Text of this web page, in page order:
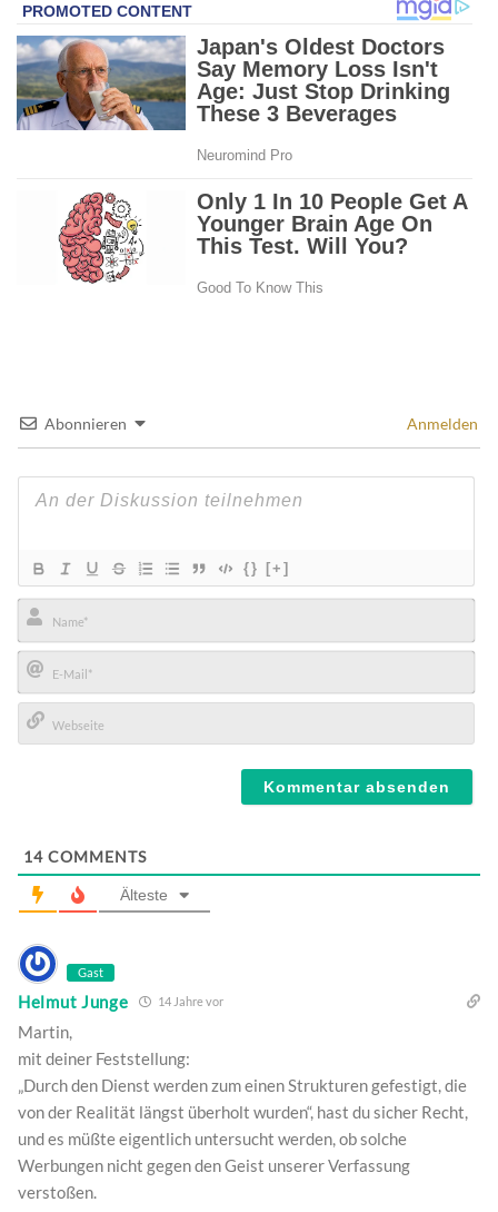
Abonnieren Anmelden
{} [+]
Name*
E-
Mail*
14 COMMENTS
Älteste
Gast
Helmut Junge 14 Jahre vor
Martin,
mit deiner Feststellung:
„Durch den Dienst werden zum einen Strukturen gefestigt, die
von der Realität längst überholt wurden“, hast du sicher Recht,
und es müßte eigentlich untersucht werden, ob solche
Werbungen nicht gegen den Geist unserer Verfassung
verstoßen.